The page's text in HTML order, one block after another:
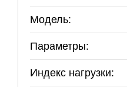
Модель:
Параметры:
Индекс нагрузки: